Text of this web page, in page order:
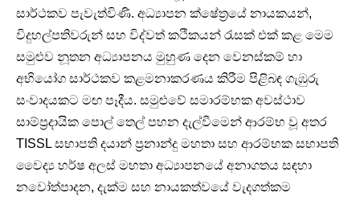
සාර්ථකව පැවැත්විණි. අධ්‍යාපන ක්ෂේත්‍රයේ නායකයන්,
විදුහල්පතිවරුන් සහ විද්වත් කථිකයන් රැසක් එක් කළ මෙම
සමුළුව නූතන අධ්‍යාපනය මුහුණ දෙන වෙනස්කම් හා
අභියෝග සාර්ථකව කළමනාකරණය කිරීම පිළිබඳ ගැඹුරු
සංවාදයකට මඟ පෑදීය. සමුළුවේ සමාරම්භක අවස්ථාව
සාම්ප්‍රදායික පොල් තෙල් පහන දැල්වීමෙන් ආරම්භ වූ අතර
TISSL සභාපති දයාන් ප්‍රනාන්දු මහතා සහ ආරම්භක සභාපති
වෛද්‍ය හර්ෂ අලස් මහතා අධ්‍යාපනයේ අනාගතය සඳහා
නවෝත්පාදන, දැක්ම සහ නායකත්වයේ වැදගත්කම